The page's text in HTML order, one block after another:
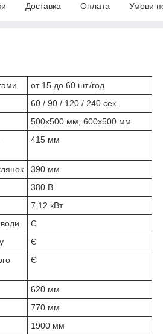
Доставка Оплата Умови
от 15 до 60 шт./год
60 / 90 / 120 / 240 сек.
500х500 мм, 600х500 мм
415 мм
390 мм
380 В
7.12 кВт
Є
Є
Є
620 мм
770 мм
1900 мм